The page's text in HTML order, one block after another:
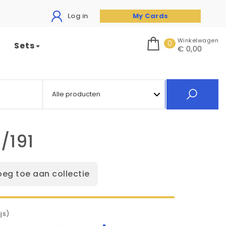
Log in My Cards
Sets 0 Winkelwagen
€ 0,00
toe aan collectie